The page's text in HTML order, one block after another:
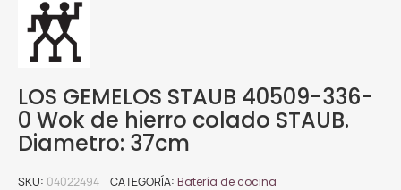
LOS GEMELOS STAUB 40509-336-
0 Wok de hierro colado STAUB.
Diametro: 37cm
SKU 04022494 CATEGORÍA Batería de cocina